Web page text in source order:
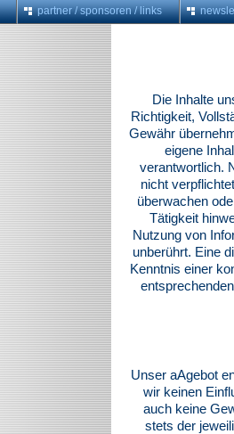
partner / sponsoren / links
Die Inhalte
Richtigkeit,
Gewähr
eigene
verantwortlich.
nicht
überwachen
Tätigkeit
Nutzung von
unberührt. Eine
Kenntnis einer
Unser aAgebot
wir keinen
auch keine
stets der